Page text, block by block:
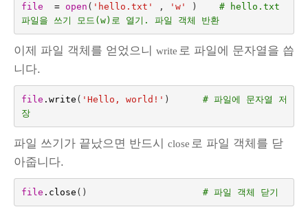
file = open ( 'hello.txt' , 'w' )
# hello.txt
파일을 쓰기 모드(w)로 열기. 파일 객체 반환
이제 파일 객체를 얻었으니 write 로 파일에 문자열을 씁
니다.
file . write ( 'Hello, world!' )
# 파일에 문자열 저
장
파일 쓰기가 끝났으면 반드시 close 로 파일 객체를 닫
아줍니다.
file . close () # 파일 객체 닫기